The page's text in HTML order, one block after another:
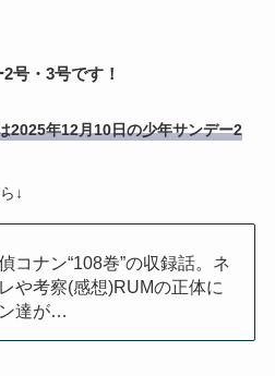
号・3号です！
2025年12月10日の少年サンデー2
↓
コナン“108巻”の収録話。ネ
や考察(感想)RUMの正体に
達が…